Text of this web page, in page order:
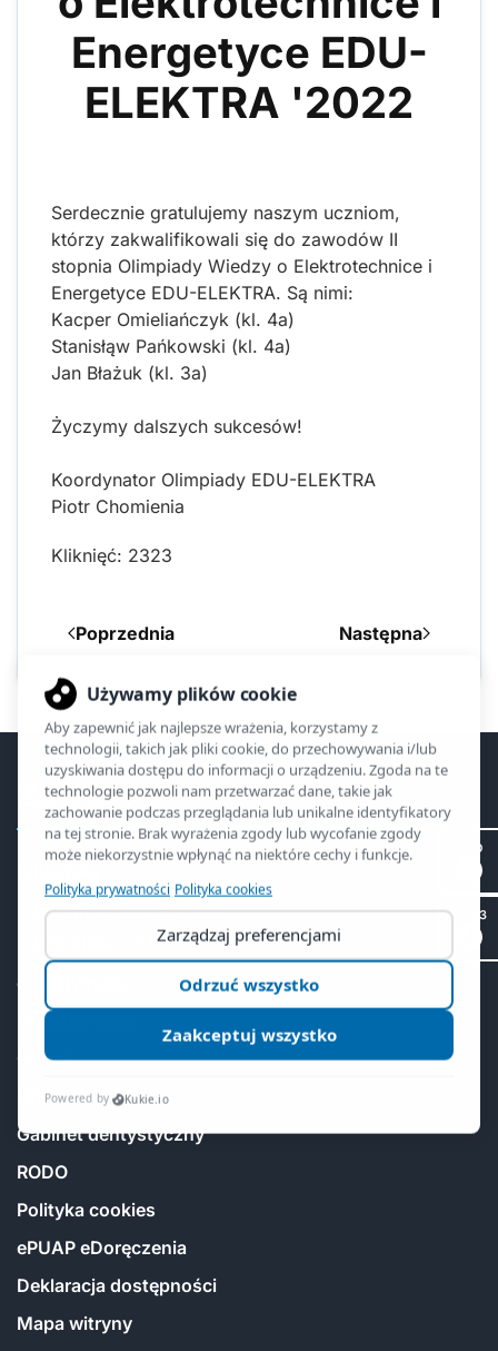
Energetyce EDU-
ELEKTRA '2022
Serdecznie gratulujemy naszym uczniom,
którzy zakwalifikowali się do zawodów II
stopnia Olimpiady Wiedzy o Elektrotechnice i
Energetyce EDU-ELEKTRA. Są nimi:
Kacper Omieliańczyk (kl. 4a)
Stanisłąw Pańkowski (kl. 4a)
Jan Błażuk (kl. 3a)
Życzymy dalszych sukcesów!
Koordynator Olimpiady EDU-ELEKTRA
Piotr Chomienia
Kliknięć: 2323
Poprzednia Następna
ZSO2
Informacje i regulamin
Biblioteka online
e-legitymacja
mLegitymacja
Obiady
Ubezpieczenia
Gabinet dentystyczny
RODO
Polityka cookies
ePUAP eDoręczenia
Deklaracja dostępności
Mapa witryny
II LO
SP 53